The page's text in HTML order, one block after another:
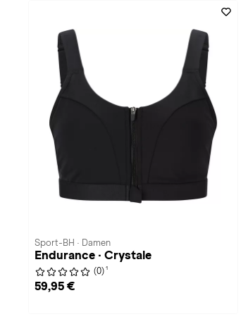
Sport-BH · Damen
Endurance · Crystale
(0) 1
59,95 €